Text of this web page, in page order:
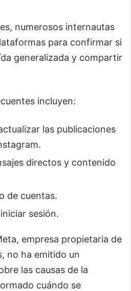
numerosos internautas
para confirmar si
generalizada y compartir
incluyen:
las publicaciones
directos y contenido
de cuentas.
sesión.
empresa propietaria de
no ha emitido un
las causas de la
cuándo se